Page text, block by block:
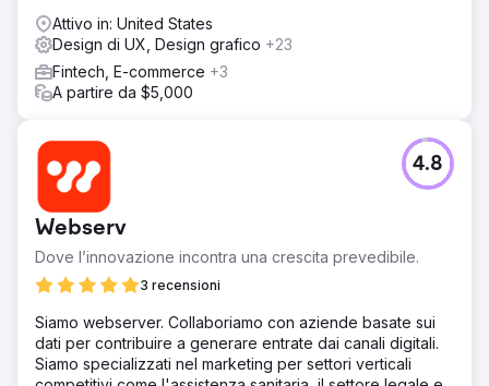
Vai alla pagina agenzia
Attivo in: United States
Design di UX, Design grafico +23
Fintech, E-commerce +3
A partire da $5,000
Webserv
Dove l’innovazione incontra una crescita prevedibile.
3 recensioni
4.8
Siamo webserver. Collaboriamo con aziende basate sui
dati per contribuire a generare entrate dai canali digitali.
Siamo specializzati nel marketing per settori verticali